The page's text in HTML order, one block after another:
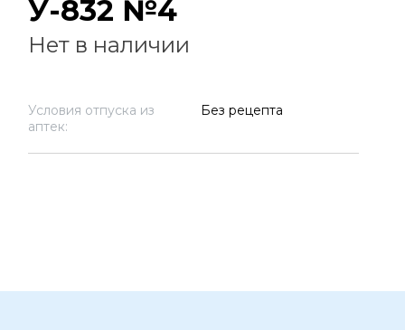
У-832 №4
Нет в наличии
Условия отпуска из
аптек:
Без рецепта